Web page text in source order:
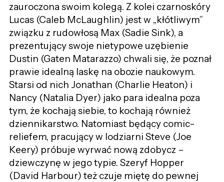
zauroczona swoim kolegą. Z kolei czarnoskóry
Lucas (Caleb McLaughlin) jest w „kłótliwym”
związku z rudowłosą Max (Sadie Sink), a
prezentujący swoje nietypowe uzębienie
Dustin (Gaten Matarazzo) chwali się, że poznał
prawie idealną laskę na obozie naukowym.
Starsi od nich Jonathan (Charlie Heaton) i
Nancy (Natalia Dyer) jako para idealna poza
tym, że kochają siebie, to kochają również
dziennikarstwo. Natomiast będący comic-
reliefem, pracujący w lodziarni Steve (Joe
Keery) próbuje wyrwać nową zdobycz –
dziewczynę w jego typie. Szeryf Hopper
(David Harbour) też czuje miętę do pewnej